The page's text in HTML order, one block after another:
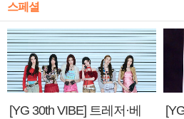
스페셜
[YG 30th VIBE] 트레저·베